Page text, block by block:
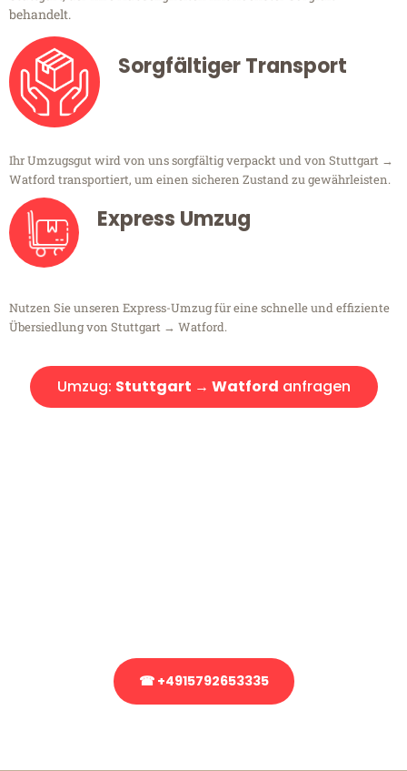
behandelt.
Sorgfältiger Transport
Ihr Umzugsgut wird von uns sorgfältig verpackt und von Stuttgart →
Watford transportiert, um einen sicheren Zustand zu gewährleisten.
Express Umzug
Nutzen Sie unseren Express-Umzug für eine schnelle und effiziente
Übersiedlung von Stuttgart → Watford.
Umzug: Stuttgart → Watford anfragen
☎ +4915792653335